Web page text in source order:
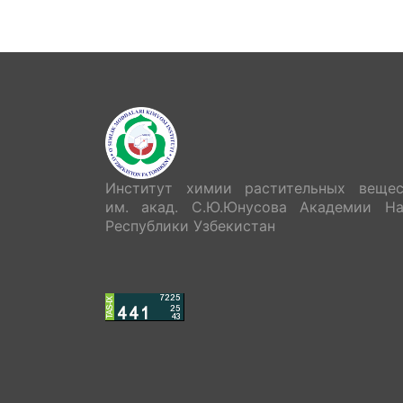
Институт химии растительных
им. акад. С.Ю.Юнусова Академии
Республики Узбекистан